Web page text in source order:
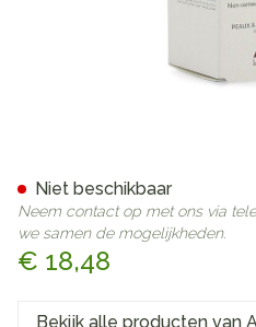
€ 18,48
Niet beschikbaar
Neem contact op met ons via
we samen de mogelijkheden.
Bekijk alle producten van